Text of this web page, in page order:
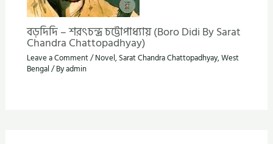
বড়দিদি – শরৎচন্দ্র চট্টোপাধ্যায় (Boro Didi By Sarat
Chandra Chattopadhyay)
Leave a Comment/Novel, Sarat Chandra Chattopadhyay,West
Bengal / Byadmin